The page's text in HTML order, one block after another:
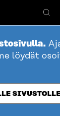
Hae
löydät
SIVUSTOLLE